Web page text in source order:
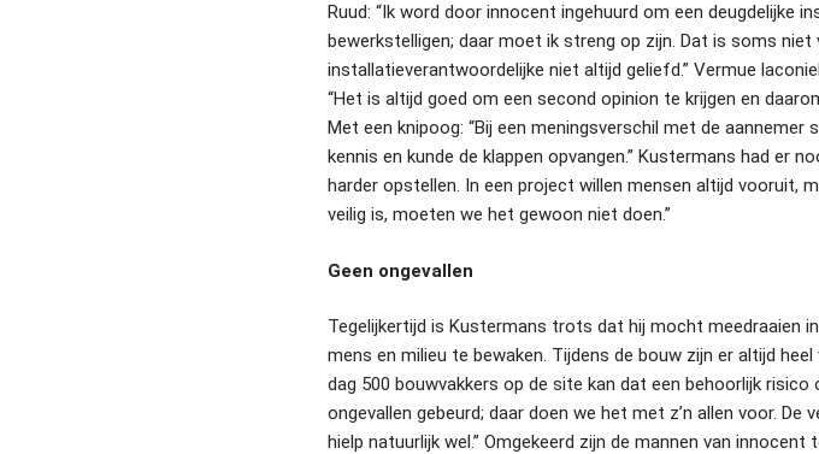
Ruud: “Ik word door innocent ingehuurd om een deugdelijke
bewerkstelligen; daar moet ik streng op zijn. Dat is soms
installatieverantwoordelijke niet altijd geliefd.” Vermue
“Het is altijd goed om een second opinion te krijgen en
Met een knipoog: “Bij een meningsverschil met de
kennis en kunde de klappen opvangen.” Kustermans had er
harder opstellen. In een project willen mensen altijd vooruit,
veilig is, moeten we het gewoon niet doen.”
Geen ongevallen
Tegelijkertijd is Kustermans trots dat hij mocht meedraaien
mens en milieu te bewaken. Tijdens de bouw zijn er altijd
dag 500 bouwvakkers op de site kan dat een behoorlijk
ongevallen gebeurd; daar doen we het met z’n allen voor.
hielp natuurlijk wel.” Omgekeerd zijn de mannen van